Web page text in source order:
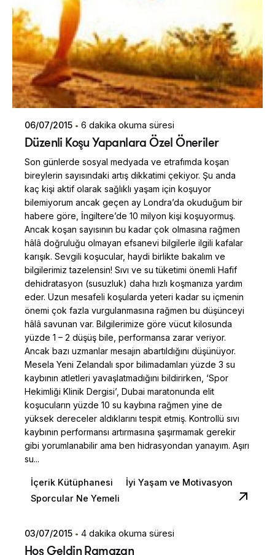
06/07/2015 6 dakika okuma süresi
Düzenli Koşu Yapanlara Özel Öneriler
Son günlerde sosyal medyada ve etrafımda koşan
bireylerin sayısındaki artış dikkatimi çekiyor. Şu anda
kaç kişi aktif olarak sağlıklı yaşam için koşuyor
bilemiyorum ancak geçen ay Londra’da okuduğum bir
habere göre, İngiltere’de 10 milyon kişi koşuyormuş.
Ancak koşan sayısının bu kadar çok olmasına rağmen
hâlâ doğruluğu olmayan efsanevi bilgilerle ilgili kafalar
karışık. Sevgili koşucular, haydi birlikte bakalım ve
bilgilerimiz tazelensin! Sıvı ve su tüketimi önemli Hafif
dehidratasyon (susuzluk) daha hızlı koşmanıza yardım
eder. Uzun mesafeli koşularda yeteri kadar su içmenin
önemi çok fazla vurgulanmasına rağmen bu düşünceyi
hâlâ savunan var. Bilgilerimize göre vücut kilosunda
yüzde 1 – 2 düşüş bile, performansa zarar veriyor.
Ancak bazı uzmanlar mesajın abartıldığını düşünüyor.
Mesela Yeni Zelandalı spor bilimadamları yüzde 3 su
kaybının atletleri yavaşlatmadığını bildirirken, ‘Spor
Hekimliği Klinik Dergisi’, Dubai maratonunda elit
koşucuların yüzde 10 su kaybına rağmen yine de
yüksek dereceler aldıklarını tespit etmiş. Kontrollü sıvı
kaybının performansı artırmasına şaşırmamak gerekir
gibi yorumlanabilir ama ben hidrasyondan yanayım. Aşırı
su...
İçerik Kütüphanesi
İyi Yaşam ve Motivasyon
Sporcular Ne Yemeli
Posted by
Dilara Koçak
03/07/2015 4 dakika okuma süresi
Hoş Geldin Ramazan